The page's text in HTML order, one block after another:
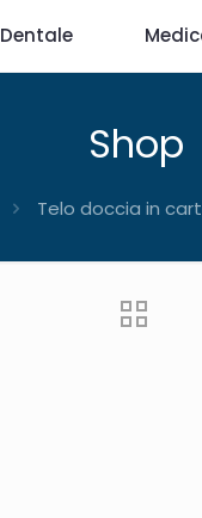
Dentale
Shop
Telo doccia in